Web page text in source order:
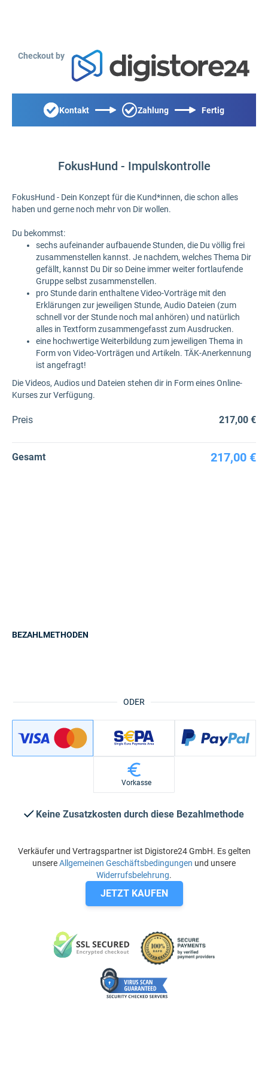
Checkout by
Kontakt Zahlung Fertig
FokusHund - Impulskontrolle
FokusHund - Dein Konzept für die Kund*innen, die schon alles
haben und gerne noch mehr von Dir wollen.
Du bekommst:
sechs aufeinander aufbauende Stunden, die Du völlig frei
zusammenstellen kannst. Je nachdem, welches Thema Dir
gefällt, kannst Du Dir so Deine immer weiter fortlaufende
Gruppe selbst zusammenstellen.
pro Stunde darin enthaltene Video-Vorträge mit den
Erklärungen zur jeweiligen Stunde, Audio Dateien (zum
schnell vor der Stunde noch mal anhören) und natürlich
alles in Textform zusammengefasst zum Ausdrucken.
eine hochwertige Weiterbildung zum jeweiligen Thema in
Form von Video-Vorträgen und Artikeln. TÄK-Anerkennung
ist angefragt!
Die Videos, Audios und Dateien stehen dir in Form eines Online-
Kurses zur Verfügung.
Preis 217,00 €
Gesamt 217,00 €
ODER
BEZAHLMETHODEN
Vorkasse
Keine Zusatzkosten durch diese Bezahlmethode
Verkäufer und Vertragspartner ist Digistore24 GmbH. Es gelten
unsereAllgemeinen Geschäftsbedingungen und unsere
Widerrufsbelehrung.
JETZT KAUFEN